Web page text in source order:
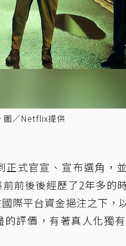
圖／Netflix提供
式官宣、宣布選角，
前後後經歷了2年多的
際平台資金挹注之下，
評價，有著真人化獨